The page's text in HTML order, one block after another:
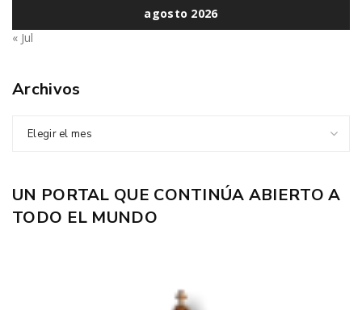
agosto 2026
« Jul
Archivos
Elegir el mes
UN PORTAL QUE CONTINÚA ABIERTO A
TODO EL MUNDO